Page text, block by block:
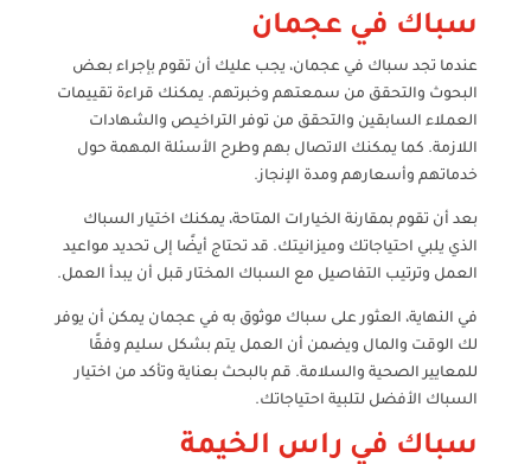
سباك في عجمان
عندما تجد سباك في عجمان، يجب عليك أن تقوم بإجراء بعض
البحوث والتحقق من سمعتهم وخبرتهم. يمكنك قراءة تقييمات
العملاء السابقين والتحقق من توفر التراخيص والشهادات
اللازمة. كما يمكنك الاتصال بهم وطرح الأسئلة المهمة حول
خدماتهم وأسعارهم ومدة الإنجاز.
بعد أن تقوم بمقارنة الخيارات المتاحة، يمكنك اختيار السباك
الذي يلبي احتياجاتك وميزانيتك. قد تحتاج أيضًا إلى تحديد مواعيد
العمل وترتيب التفاصيل مع السباك المختار قبل أن يبدأ العمل.
في النهاية، العثور على سباك موثوق به في عجمان يمكن أن يوفر
لك الوقت والمال ويضمن أن العمل يتم بشكل سليم وفقًا
للمعايير الصحية والسلامة. قم بالبحث بعناية وتأكد من اختيار
السباك الأفضل لتلبية احتياجاتك.
سباك في راس الخيمة